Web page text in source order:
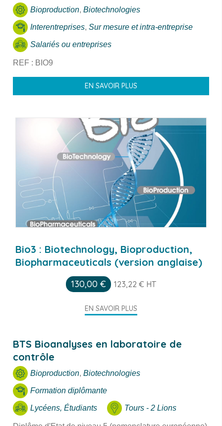
Bioproduction, Biotechnologies
Interentreprises, Sur mesure et intra-entreprise
Salariés ou entreprises
REF : BIO9
EN SAVOIR PLUS
Bio3 : Biotechnology, Bioproduction,
Biopharmaceuticals (version anglaise)
130,00 € 123,22 € HT
EN SAVOIR PLUS
BTS Bioanalyses en laboratoire de
contrôle
Bioproduction, Biotechnologies
Formation diplômante
Lycéens, Étudiants Tours - 2 Lions